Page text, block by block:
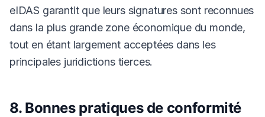
eIDAS garantit que leurs signatures sont reconnues
dans la plus grande zone économique du monde,
tout en étant largement acceptées dans les
principales juridictions tierces.
8. Bonnes pratiques de conformité